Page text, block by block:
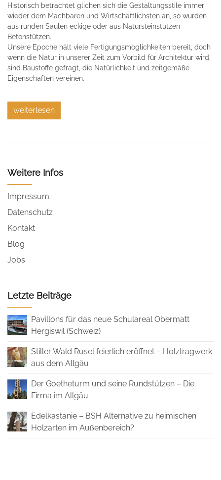
Historisch betrachtet glichen sich die Gestaltungsstile immer
wieder dem Machbaren und Wirtschaftlichsten an, so wurden
aus runden Säulen eckige oder aus Natursteinstützen
Betonstützen.
Unsere Epoche hält viele Fertigungsmöglichkeiten bereit, doch
wenn die Natur in unserer Zeit zum Vorbild für Architektur wird,
sind Baustoffe gefragt, die Natürlichkeit und zeitgemäße
Eigenschaften vereinen.
weiterlesen
Weitere Infos
Impressum
Datenschutz
Kontakt
Blog
Jobs
Letzte Beiträge
Pavillons für das neue Schulareal Obermatt
Hergiswil (Schweiz)
Stiller Wald Rusel feierlich eröffnet – Holztragwerk
aus dem Allgäu
Der Goetheturm und seine Rundstützen – Die
Firma im Allgäu
Edelkastanie – BSH Alternative zu heimischen
Holzarten im Außenbereich?